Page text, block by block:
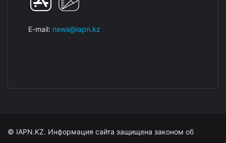
E-mail: news@iapn.kz
© IAPN.KZ. Информация сайта защищена законом об